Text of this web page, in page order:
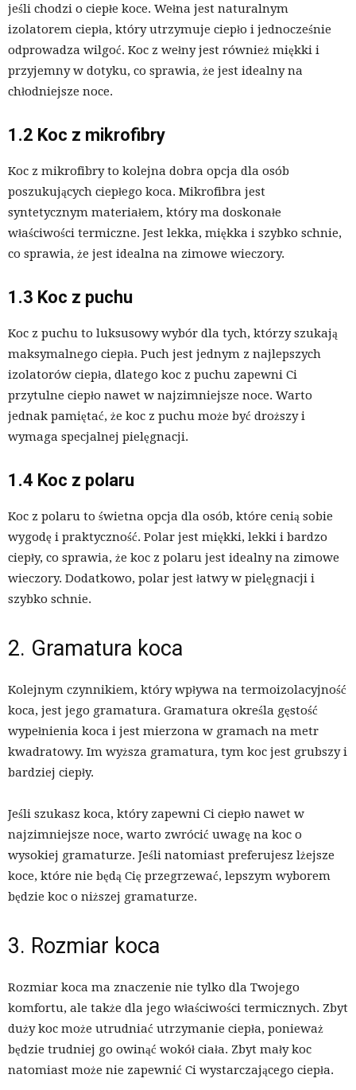
jeśli chodzi o ciepłe koce. Wełna jest naturalnym
izolatorem ciepła, który utrzymuje ciepło i jednocześnie
odprowadza wilgoć. Koc z wełny jest również miękki i
przyjemny w dotyku, co sprawia, że jest idealny na
chłodniejsze noce.
1.2 Koc z mikrofibry
Koc z mikrofibry to kolejna dobra opcja dla osób
poszukujących ciepłego koca. Mikrofibra jest
syntetycznym materiałem, który ma doskonałe
właściwości termiczne. Jest lekka, miękka i szybko schnie,
co sprawia, że jest idealna na zimowe wieczory.
1.3 Koc z puchu
Koc z puchu to luksusowy wybór dla tych, którzy szukają
maksymalnego ciepła. Puch jest jednym z najlepszych
izolatorów ciepła, dlatego koc z puchu zapewni Ci
przytulne ciepło nawet w najzimniejsze noce. Warto
jednak pamiętać, że koc z puchu może być droższy i
wymaga specjalnej pielęgnacji.
1.4 Koc z polaru
Koc z polaru to świetna opcja dla osób, które cenią sobie
wygodę i praktyczność. Polar jest miękki, lekki i bardzo
ciepły, co sprawia, że koc z polaru jest idealny na zimowe
wieczory. Dodatkowo, polar jest łatwy w pielęgnacji i
szybko schnie.
2. Gramatura koca
Kolejnym czynnikiem, który wpływa na termoizolacyjność
koca, jest jego gramatura. Gramatura określa gęstość
wypełnienia koca i jest mierzona w gramach na metr
kwadratowy. Im wyższa gramatura, tym koc jest grubszy i
bardziej ciepły.
Jeśli szukasz koca, który zapewni Ci ciepło nawet w
najzimniejsze noce, warto zwrócić uwagę na koc o
wysokiej gramaturze. Jeśli natomiast preferujesz lżejsze
koce, które nie będą Cię przegrzewać, lepszym wyborem
będzie koc o niższej gramaturze.
3. Rozmiar koca
Rozmiar koca ma znaczenie nie tylko dla Twojego
komfortu, ale także dla jego właściwości termicznych. Zbyt
duży koc może utrudniać utrzymanie ciepła, ponieważ
będzie trudniej go owinąć wokół ciała. Zbyt mały koc
natomiast może nie zapewnić Ci wystarczającego ciepła.